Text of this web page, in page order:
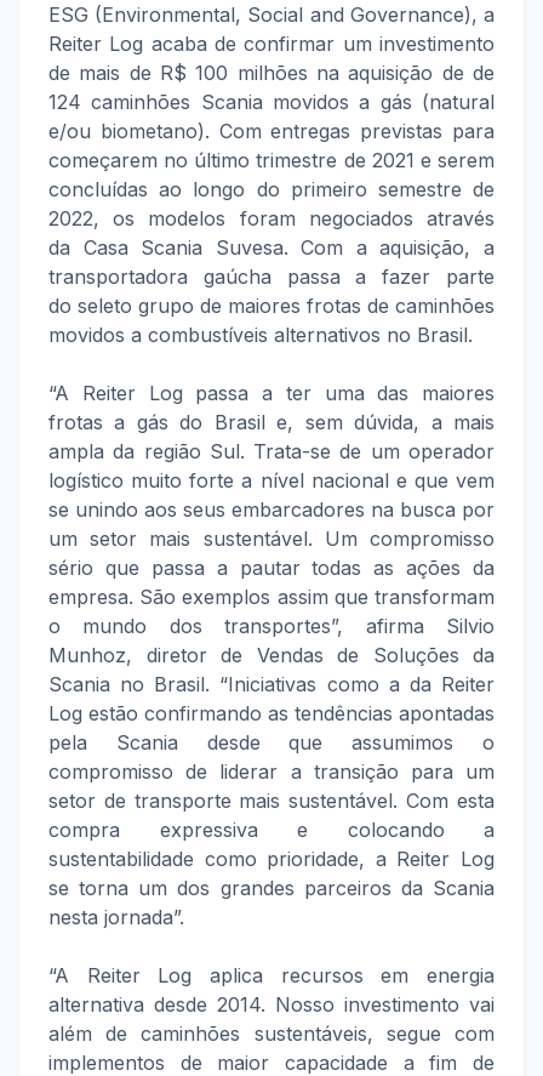
ESG (Environmental, Social and Governance), a
Reiter Log acaba de confirmar um investimento
de mais de R$ 100 milhões na aquisição de de
124 caminhões Scania movidos a gás (natural
e/ou biometano). Com entregas previstas para
começarem no último trimestre de 2021 e serem
concluídas ao longo do primeiro semestre de
2022, os modelos foram negociados através
da Casa Scania Suvesa. Com a aquisição, a
transportadora gaúcha passa a fazer parte
do seleto grupo de maiores frotas de caminhões
movidos a combustíveis alternativos no Brasil.
“A Reiter Log passa a ter uma das maiores
frotas a gás do Brasil e, sem dúvida, a mais
ampla da região Sul. Trata-se de um operador
logístico muito forte a nível nacional e que vem
se unindo aos seus embarcadores na busca por
um setor mais sustentável. Um compromisso
sério que passa a pautar todas as ações da
empresa. São exemplos assim que transformam
o mundo dos transportes”, afirma Silvio
Munhoz, diretor de Vendas de Soluções da
Scania no Brasil. “Iniciativas como a da Reiter
Log estão confirmando as tendências apontadas
pela Scania desde que assumimos o
compromisso de liderar a transição para um
setor de transporte mais sustentável. Com esta
compra expressiva e colocando a
sustentabilidade como prioridade, a Reiter Log
se torna um dos grandes parceiros da Scania
nesta jornada”.
“A Reiter Log aplica recursos em energia
alternativa desde 2014. Nosso investimento vai
além de caminhões sustentáveis, segue com
implementos de maior capacidade a fim de